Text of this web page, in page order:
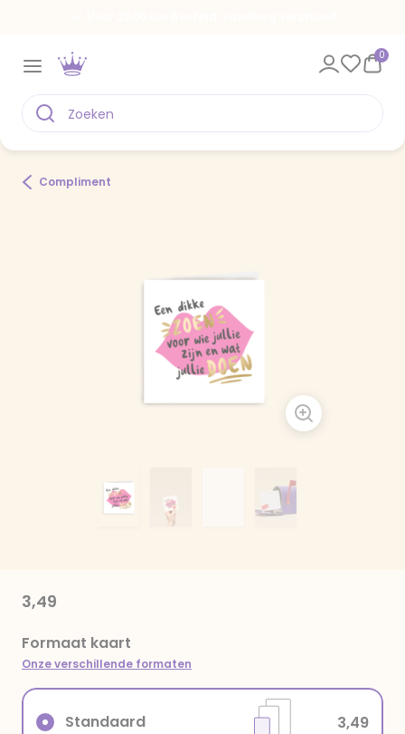
0
Compliment
3,49
Formaat kaart
Onze verschillende formaten
Standaard 3,49